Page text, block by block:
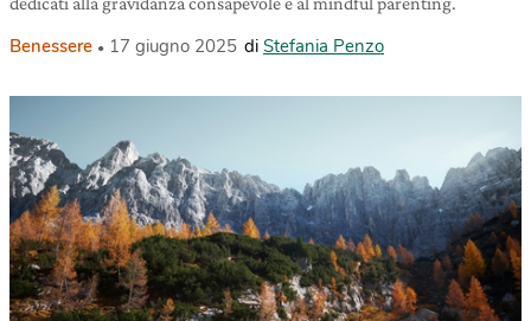
Benessere 17 giugno 2025 di Stefania Penzo